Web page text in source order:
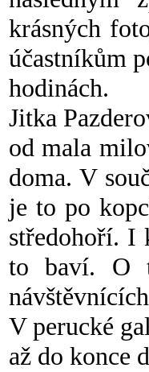
krásných
účastníkům
hodinách.
Jitka
od mala
doma. V
je to po
středohoří. I
to baví. O
V perucké
až do konce